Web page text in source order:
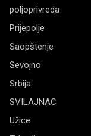
poljoprivreda
Prijepolje
Saopštenje
Sevojno
Srbija
SVILAJNAC
Užice